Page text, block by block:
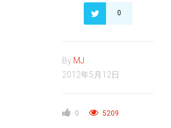
0
By MJ
2012年5月12日
0 5209